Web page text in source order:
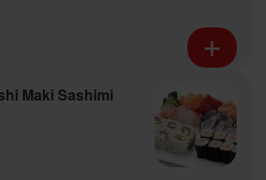
Maki Sashimi